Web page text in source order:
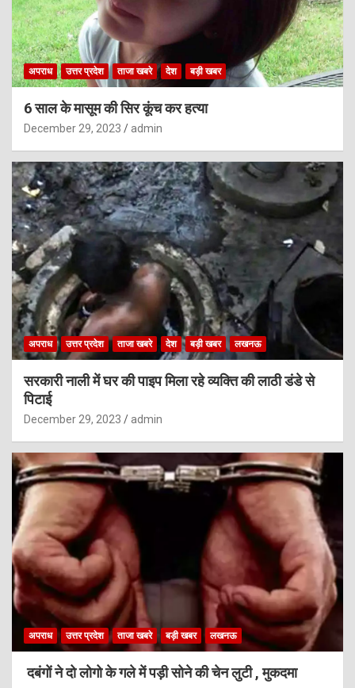
अपराध उत्तर प्रदेश ताजा खबरे देश बड़ी खबर
6 साल के मासूम की सिर कूंच कर हत्या
December 29, 2023 admin
अपराध उत्तर प्रदेश ताजा खबरे देश बड़ी खबर लखनऊ
सरकारी नाली में घर की पाइप मिला रहे व्यक्ति की लाठी डंडे से
पिटाई
December 29, 2023 admin
अपराध उत्तर प्रदेश ताजा खबरे बड़ी खबर लखनऊ
दबंगों ने दो लोगो के गले में पड़ी सोने की चेन लुटी , मुकदमा